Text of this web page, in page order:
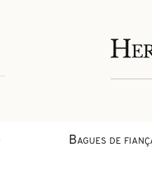
Bagues de